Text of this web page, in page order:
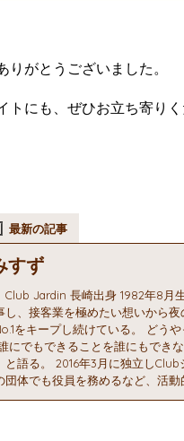
がとうございました。
トにも、ぜひお立ち寄り
最新の記事
すず
Jardin 長崎出身 1982年8月
し、接客業を極めたい想いから
をキープし続けている。 どう
にでもできることを誰にもでき
と語る。 2016年3月に独立し
団体でも役員を務めるなど、活動